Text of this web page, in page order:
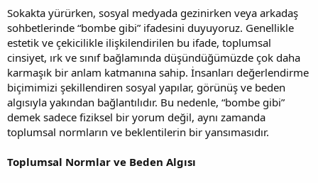
t
a
n
r
i
h
i
Sokakta yürürken, sosyal medyada gezinirken veya arkadaş
sohbetlerinde “bombe gibi” ifadesini duyuyoruz. Genellikle
estetik ve çekicilikle ilişkilendirilen bu ifade, toplumsal
cinsiyet, ırk ve sınıf bağlamında düşündüğümüzde çok daha
karmaşık bir anlam katmanına sahip. İnsanları değerlendirme
biçimimizi şekillendiren sosyal yapılar, görünüş ve beden
algısıyla yakından bağlantılıdır. Bu nedenle, “bombe gibi”
demek sadece fiziksel bir yorum değil, aynı zamanda
toplumsal normların ve beklentilerin bir yansımasıdır.
Toplumsal Normlar ve Beden Algısı